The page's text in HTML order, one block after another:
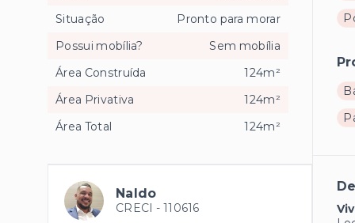
Situação
Pronto para morar
Possui mobília?
Sem mobília
Área Construída
124m²
Área Privativa
124m²
Área Total
124m²
Naldo
CRECI - 110616